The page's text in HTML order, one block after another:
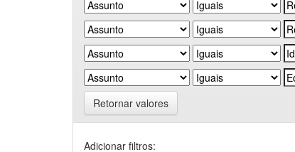
Retornar valores
Adicionar filtros: